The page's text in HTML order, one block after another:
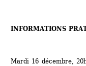
INFORMATIONS
Mardi 16 décembre,